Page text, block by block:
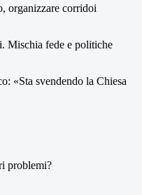
organizzare corridoi
Mischia fede e politiche
«Sta svendendo la Chiesa
problemi?